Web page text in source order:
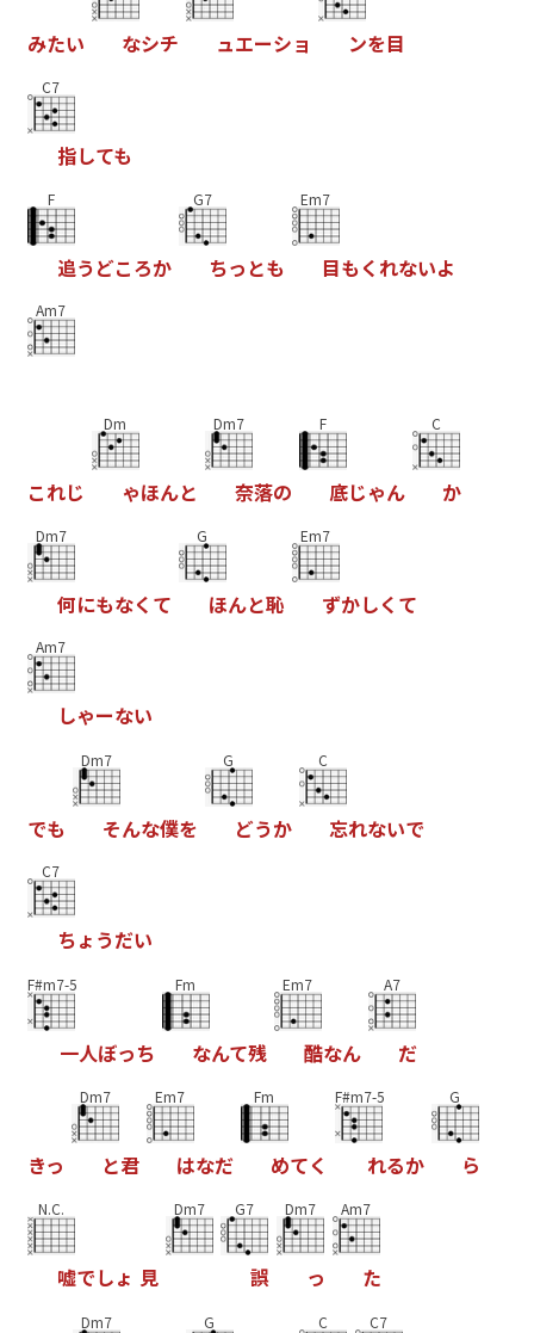
みたい なシチ ュエーショ ンを目
C7
指しても
F
追う どころか
G7
ちっ とも
Em7
目もく れないよ
Am7
これじ
Dm
ゃほんと
Dm7
奈落の
F
底じゃん
C
か
Dm7
何にもなく て
G
ほんと恥
Em7
ずかしく て
Am7
しゃーない
でも
Dm7
そんな僕を
G
どうか
C
忘れないで
C7
ちょ うだい
F#m7-5
一人ぼっち
Fm
なんて残
Em7
酷なん
A7
だ
きっ
Dm7
と君
Em7
はなだ
Fm
めてく
F#m7-5
れるか
G
ら
N.C.
嘘でしょ 見
Dm7 G7
誤
Dm7
っ
Am7
た
Dm7 G C C7